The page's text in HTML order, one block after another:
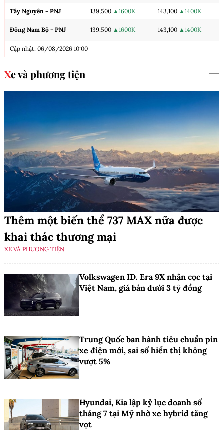
Tây Nguyên - PNJ 139,500 ▲1600K 143,100 ▲1400K
Đông Nam Bộ - PNJ 139,500 ▲1600K 143,100 ▲1400K
Cập nhật: 06/08/2026 10:00
Xe và phương tiện
Thêm một biến thể 737 MAX nữa được
khai thác thương mại
XE VÀ PHƯƠNG TIỆN
Volkswagen ID. Era 9X nhận cọc tại
Việt Nam, giá bán dưới 3 tỷ đồng
Trung Quốc ban hành tiêu chuẩn pin
xe điện mới, sai số hiển thị không
vượt 5%
Hyundai, Kia lập kỷ lục doanh số
tháng 7 tại Mỹ nhờ xe hybrid tăng
vọt